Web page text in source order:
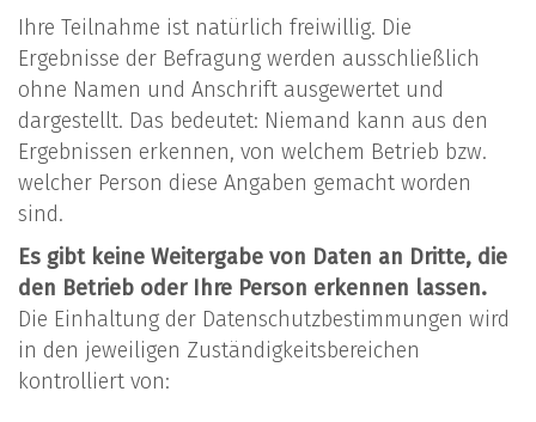
Ihre Teilnahme ist natürlich freiwillig. Die
Ergebnisse der Befragung werden ausschließlich
ohne Namen und Anschrift ausgewertet und
dargestellt. Das bedeutet: Niemand kann aus den
Ergebnissen erkennen, von welchem Betrieb bzw.
welcher Person diese Angaben gemacht worden
sind.
Es gibt keine Weitergabe von Daten an Dritte, die
den Betrieb oder Ihre Person erkennen lassen.
Die Einhaltung der Datenschutzbestimmungen wird
in den jeweiligen Zuständigkeitsbereichen
kontrolliert von: